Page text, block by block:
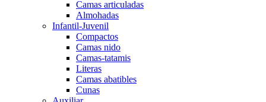
Camas articuladas
Almohadas
Infantil-Juvenil
Compactos
Camas nido
Camas-tatamis
Literas
Camas abatibles
Cunas